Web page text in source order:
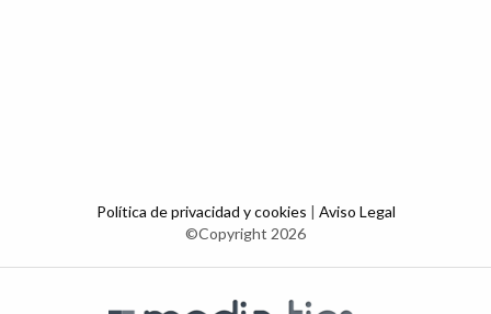
Política de privacidad y cookies | Aviso Legal
©Copyright 2026